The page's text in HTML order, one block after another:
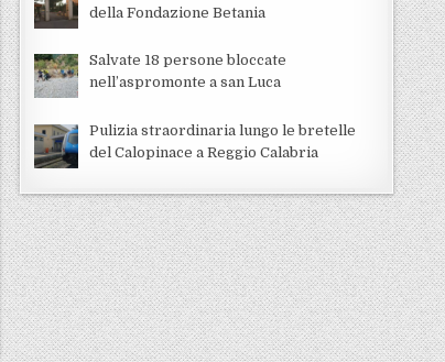
della Fondazione Betania
Salvate 18 persone bloccate
nell’aspromonte a san Luca
Pulizia straordinaria lungo le bretelle
del Calopinace a Reggio Calabria